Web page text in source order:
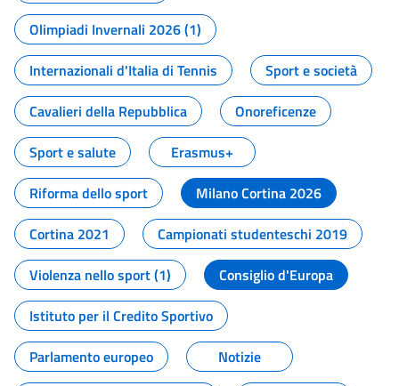
Olimpiadi Invernali 2026 (1)
Internazionali d'Italia di Tennis
Sport e società
Cavalieri della Repubblica
Onoreficenze
Sport e salute
Erasmus+
Riforma dello sport
Milano Cortina 2026
Cortina 2021
Campionati studenteschi 2019
Violenza nello sport (1)
Consiglio d'Europa
Istituto per il Credito Sportivo
Parlamento europeo
Notizie